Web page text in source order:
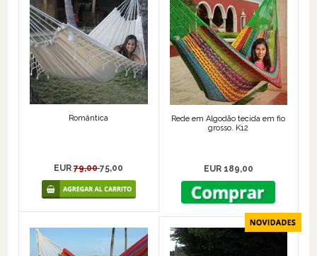
Romântica
EUR79,0075,00
Rede em Algodão tecida em fio
grosso. K12
EUR 189,00